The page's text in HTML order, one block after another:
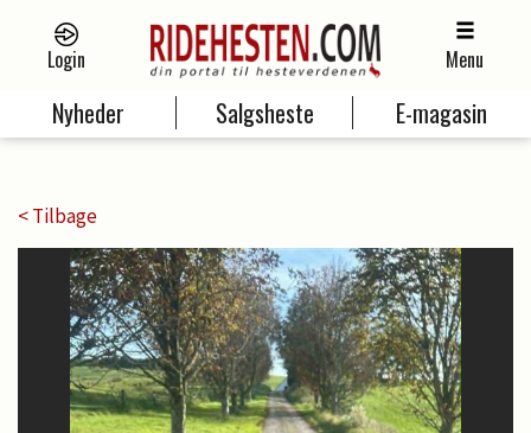
Login Menu
Nyheder Salgsheste E-magasin
< Tilbage